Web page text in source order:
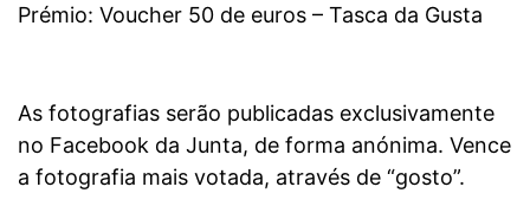
Prémio: Voucher 50 de euros – Tasca da Gusta
As fotografias serão publicadas exclusivamente
no Facebook da Junta, de forma anónima. Vence
a fotografia mais votada, através de “gosto”.